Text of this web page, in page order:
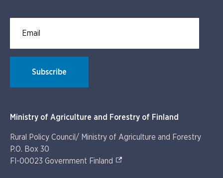
Subscribe
Ministry of Agriculture and Forestry of Finland
Rural Policy Council/ Ministry of Agriculture and Forestry
P.O. Box 30
FI-00023 Government Finland (External link)